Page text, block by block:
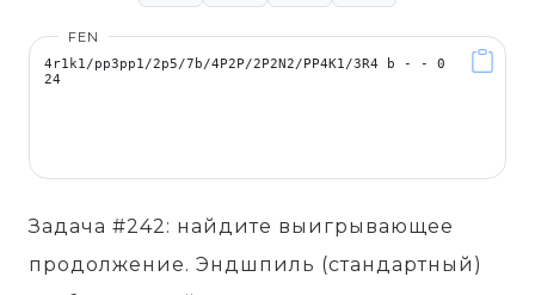
FEN
Задача #242: найдите выигрывающее
продолжение. Эндшпиль (стандартный)